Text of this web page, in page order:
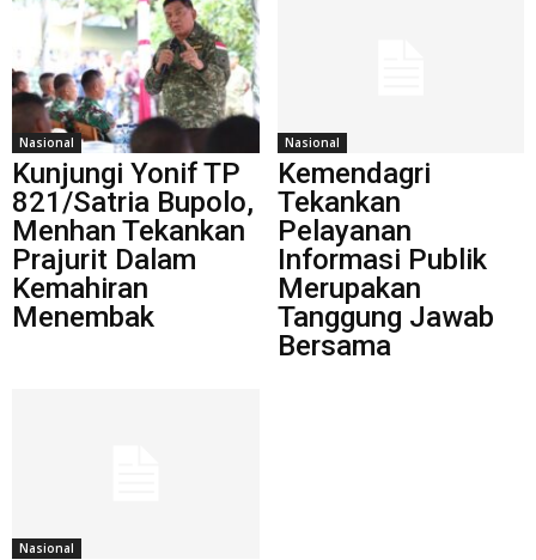
Nasional
Kunjungi Yonif TP
821/Satria Bupolo,
Menhan Tekankan
Prajurit Dalam
Kemahiran
Menembak
Nasional
Kemendagri
Tekankan
Pelayanan
Informasi Publik
Merupakan
Tanggung Jawab
Bersama
Nasional